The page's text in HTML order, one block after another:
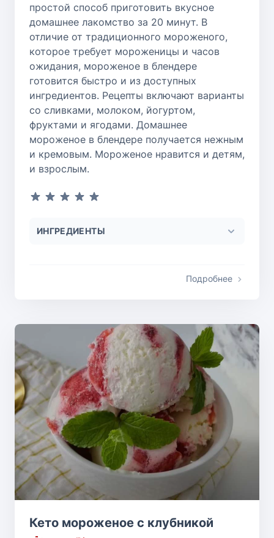
простой способ приготовить вкусное
домашнее лакомство за 20 минут. В
отличие от традиционного мороженого,
которое требует мороженицы и часов
ожидания, мороженое в блендере
готовится быстро и из доступных
ингредиентов. Рецепты включают варианты
со сливками, молоком, йогуртом,
фруктами и ягодами. Домашнее
мороженое в блендере получается нежным
и кремовым. Мороженое нравится и детям,
и взрослым.
ИНГРЕДИЕНТЫ
Подробнее
Кето мороженое с клубникой